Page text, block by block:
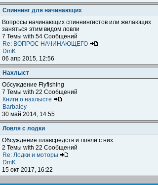
Спиннинг для начинающих
Вопросы начинающих спиннингистов или желающих
заняться этим видом ловли
7 Темы with 54 Сообщений
Re: ВОПРОС НАЧИНАЮЩЕГО
DmK
06 апр 2015, 12:56
Нахлыст
Обсуждение Flyfishing
7 Темы with 22 Сообщений
Книги о нахлысте
Barbaley
30 май 2014, 14:55
Ловля с лодки
Обсуждение плавсредств и ловли с них.
2 Темы with 22 Сообщений
Re: Лодки и моторы
DmK
15 окт 2017, 16:22